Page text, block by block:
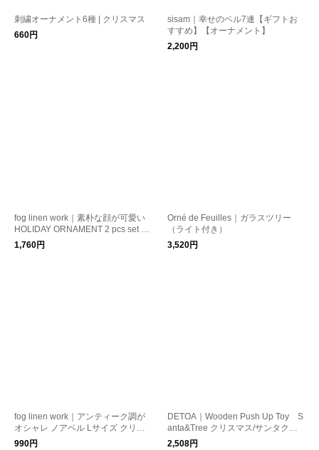
刺繍オーナメント6種 | クリスマス
660円
sisam｜幸せのベル7連【ギフトお
すすめ】【オーナメント】
2,200円
fog linen work｜素朴な顔が可愛い
HOLIDAY ORNAMENT 2 pcs set S
NOWMAN クリスマスkurashisha
1,760円
Orné de Feuilles｜ガラスツリー
（ライト付き）
3,520円
fog linen work｜アンティーク調が
オシャレ ノアベル Lサイズ クリス
マス kurashisha
990円
DETOA｜Wooden Push Up Toy S
anta&Tree クリスマス/サンタクロ
ース
2,508円